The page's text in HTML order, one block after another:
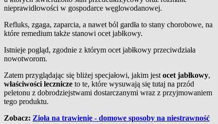
nieprawidłowości w gospodarce węglowodanowej.
Refluks, zgaga, zaparcia, a nawet ból gardła to stany chorobowe, na
które remedium także stanowi ocet jabłkowy.
Istnieje pogląd, zgodnie z którym ocet jabłkowy przeciwdziała
nowotworom.
Zatem przyglądając się bliżej specjałowi, jakim jest ocet jabłkowy,
właściwości lecznicze to te, które wysuwają się tutaj na przód
peletonu z dobrodziejstwami dostarczanymi wraz z przyjmowaniem
tego produktu.
Zobacz: Zioła na trawienie - domowe sposoby na niestrawność